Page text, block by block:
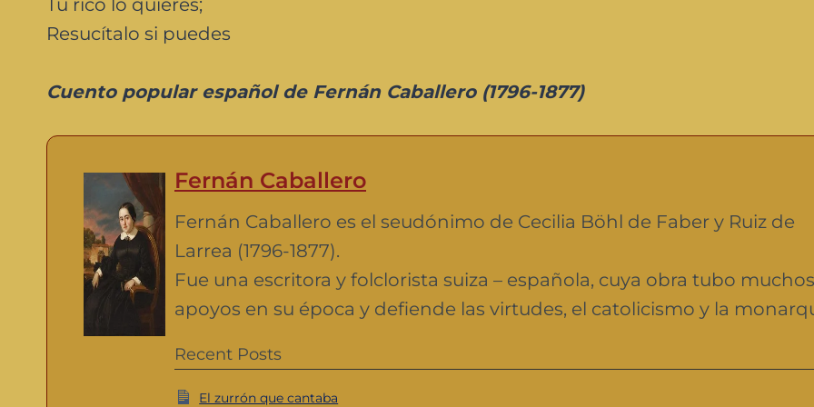
Resucítalo si puedes
Cuento popular español de Fernán Caballero (1796-1877)
Fernán Caballero
Fernán Caballero es el seudónimo de Cecilia Böhl de Faber y Ruiz de
Larrea (1796-1877).
Fue una escritora y folclorista suiza – española, cuya obra tubo muchos
apoyos en su época y defiende las virtudes, el catolicismo y la
Recent Posts
El zurrón que cantaba